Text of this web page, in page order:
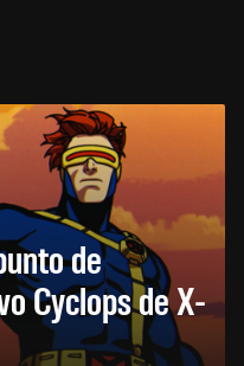
de
Cyclops de X-